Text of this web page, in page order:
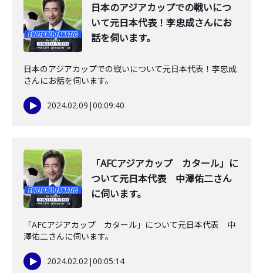
日本のアジアカップでの戦いにつ
いて元日本代表！李忠成さんにお
話を伺います。
日本のアジアカップでの戦いについて元日本代表！李忠成
さんにお話を伺います。
2024.02.09 |00:09:40
「AFCアジアカップ カタール」に
ついて元日本代表 中澤佑二さん
に伺います。
「AFCアジアカップ カタール」について元日本代表 中
澤佑二さんに伺います。
2024.02.02|00:05:14